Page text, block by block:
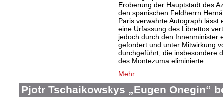
Eroberung der Hauptstadt des
den spanischen Feldherrn
Paris verwahrte Autograph lässt
eine Urfassung des Librettos
jedoch durch den Innenminister
gefordert und unter Mitwirkung
durchgeführt, die insbesondere
des Montezuma eliminierte.
Mehr...
Pjotr Tschaikowskys „Eugen Onegin“